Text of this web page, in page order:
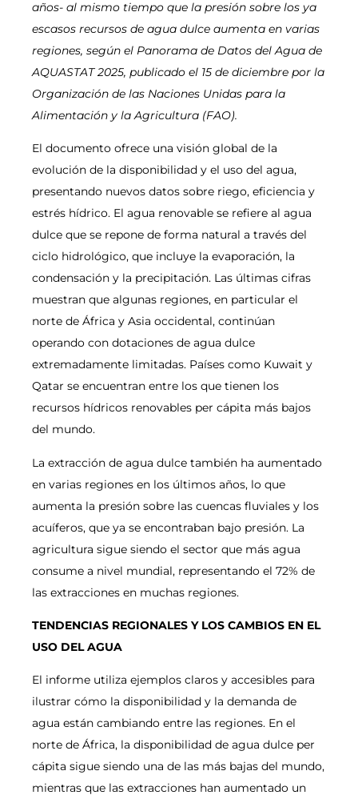
años- al mismo tiempo que la presión sobre los ya
escasos recursos de agua dulce aumenta en varias
regiones, según el Panorama de Datos del Agua de
AQUASTAT 2025, publicado el 15 de diciembre por la
Organización de las Naciones Unidas para la
Alimentación y la Agricultura (FAO).
El documento ofrece una visión global de la
evolución de la disponibilidad y el uso del agua,
presentando nuevos datos sobre riego, eficiencia y
estrés hídrico. El agua renovable se refiere al agua
dulce que se repone de forma natural a través del
ciclo hidrológico, que incluye la evaporación, la
condensación y la precipitación. Las últimas cifras
muestran que algunas regiones, en particular el
norte de África y Asia occidental, continúan
operando con dotaciones de agua dulce
extremadamente limitadas. Países como Kuwait y
Qatar se encuentran entre los que tienen los
recursos hídricos renovables per cápita más bajos
del mundo.
La extracción de agua dulce también ha aumentado
en varias regiones en los últimos años, lo que
aumenta la presión sobre las cuencas fluviales y los
acuíferos, que ya se encontraban bajo presión. La
agricultura sigue siendo el sector que más agua
consume a nivel mundial, representando el 72% de
las extracciones en muchas regiones.
TENDENCIAS REGIONALES Y LOS CAMBIOS EN EL
USO DEL AGUA
El informe utiliza ejemplos claros y accesibles para
ilustrar cómo la disponibilidad y la demanda de
agua están cambiando entre las regiones. En el
norte de África, la disponibilidad de agua dulce per
cápita sigue siendo una de las más bajas del mundo,
mientras que las extracciones han aumentado un